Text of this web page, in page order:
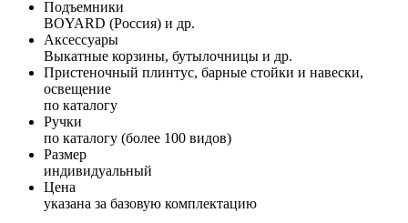
Подъемники
BOYARD (Россия) и др.
Аксессуары
Выкатные корзины, бутылочницы и др.
Пристеночный плинтус, барные стойки и навески,
освещение
по каталогу
Ручки
по каталогу (более 100 видов)
Размер
индивидуальный
Цена
указана за базовую комплектацию